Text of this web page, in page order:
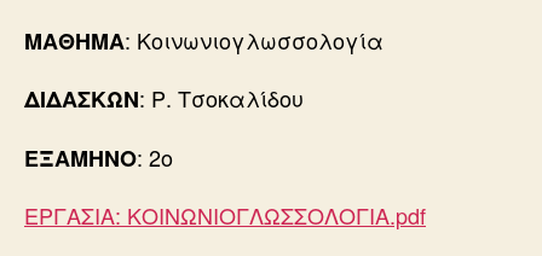
ΜΑΘΗΜΑ: Κοινωνιογλωσσολογία
ΔΙΔΑΣΚΩΝ: Ρ. Τσοκαλίδου
ΕΞΑΜΗΝΟ: 2ο
ΕΡΓΑΣΙΑ: ΚΟΙΝΩΝΙΟΓΛΩΣΣΟΛΟΓΙΑ.pdf